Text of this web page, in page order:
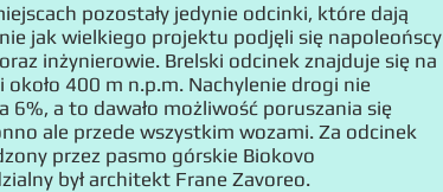
pozostały jedynie odcinki, które dają
jak wielkiego projektu podjęli się napoleońscy
inżynierowie. Brelski odcinek znajduje się na
około 400 m n.p.m. Nachylenie drogi nie
6%, a to dawało możliwość poruszania się
ale przede wszystkim wozami. Za odcinek
przez pasmo górskie Biokovo
był architekt Frane Zavoreo.